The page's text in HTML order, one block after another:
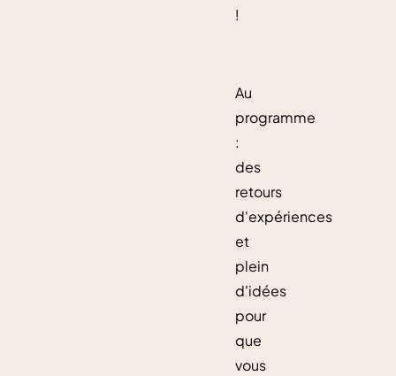
!
Au
programme
:
des
retours
d'expériences
et
plein
d'idées
pour
que
vous